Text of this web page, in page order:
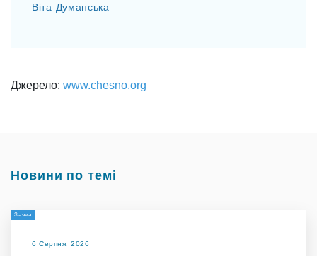
Віта Думанська
Джерело: www.chesno.org
Новини по темі
Заява
6 Серпня, 2026